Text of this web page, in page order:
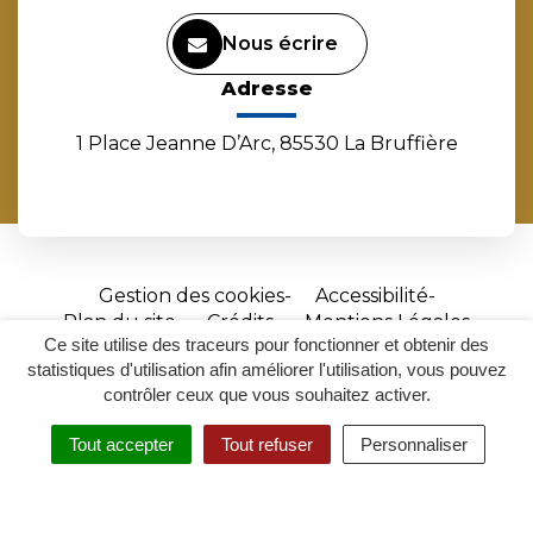
Ce site utilise des traceurs pour fonctionner et obtenir des
statistiques d'utilisation afin améliorer l'utilisation, vous pouvez
contrôler ceux que vous souhaitez activer.
Tout accepter Tout refuser Personnaliser
RECHERCHER
ACCESSIBILITÉ
Nous écrire
Adresse
1 Place Jeanne D’Arc, 85530 La Bruffière
Gestion des cookies
Accessibilité
Plan du site
Crédits
Mentions Légales
Site
réalisé
par
Inovagora